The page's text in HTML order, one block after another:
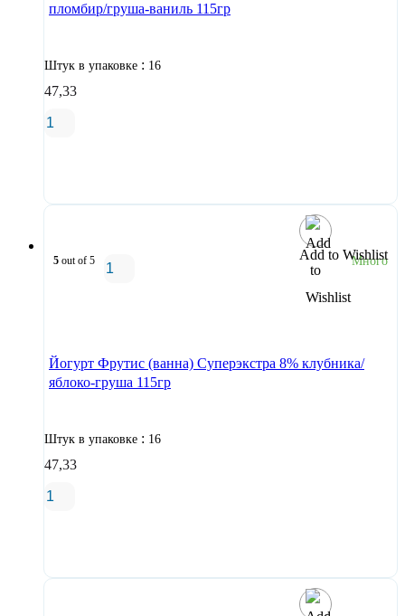
пломбир/груша-ваниль 115гр
Штук в упаковке : 16
47,33
Add to Wishlist
5 out of 5 Много
Йогурт Фрутис (ванна) Суперэкстра 8% клубника/
яблоко-груша 115гр
Штук в упаковке : 16
47,33